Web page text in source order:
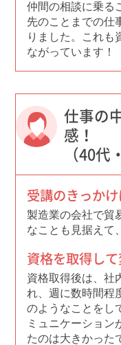
仲間の相談に乗る
先のことまでの仕
りました。これも
ながっています！
仕事の
感！
（40代
受講のきっかけ
製造業の会社で貿
なことも見据えて
資格を取得し
資格取得後は、社
れ、週に数時間程
のようなことをし
ミュニケーション
たのは大きかった